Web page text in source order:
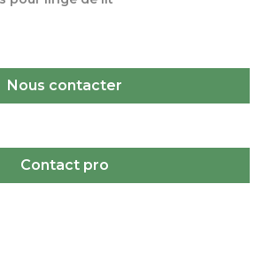
Nous contacter
Contact pro